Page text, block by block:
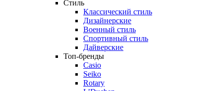
Стиль
Классический стиль
Дизайнерские
Военный стиль
Спортивный стиль
Дайверские
Топ-бренды
Casio
Seiko
Rotary